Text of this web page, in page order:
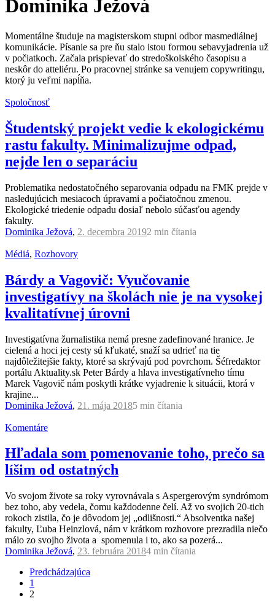
Dominika Ježová
Momentálne študuje na magisterskom stupni odbor masmediálnej
komunikácie. Písanie sa pre ňu stalo istou formou sebavyjadrenia už
v počiatkoch. Začala prispievať do stredoškolského časopisu a
neskôr do atteliéru. Po pracovnej stránke sa venujem copywritingu,
ktorý ju veľmi napĺňa.
Spoločnosť
Študentský projekt vedie k ekologickému
rastu fakulty. Minimalizujme odpad,
nejde len o separáciu
Problematika nedostatočného separovania odpadu na FMK prejde v
nasledujúcich mesiacoch úpravami a počiatočnou zmenou.
Ekologické triedenie odpadu dosiaľ nebolo súčasťou agendy
fakulty.
Dominika Ježová, 2. decembra 20192 min čítania
Médiá, Rozhovory
Bárdy a Vagovič: Vyučovanie
investigatívy na školách nie je na vysokej
kvalitatívnej úrovni
Investigatívna žurnalistika nemá presne zadefinované hranice. Je
cielená a hoci jej cesty sú kľukaté, snaží sa udrieť na tie
najdôležitejšie fakty, ktoré sa skrývajú pod povrchom. Šéfredaktor
portálu Aktuality.sk Peter Bárdy a hlava investigatívneho tímu
Marek Vagovič nám poskytli krátke vyjadrenie k situácii, ktorá v
krajine...
Dominika Ježová, 21. mája 20185 min čítania
Komentáre
Hľadala som pomenovanie toho, prečo sa
líšim od ostatných
Vo svojom živote sa roky vyrovnávala s Aspergerovým syndrómom
bez toho, aby vedela, čomu každodenne čelí. Až vo svojich 20-tich
rokoch zistila, čo je dôvodom jej „odlišnosti.“ Absolventka našej
fakulty, Ľuba Heinzlová, nám v krátkom rozhovore prezradila niečo
málo zo svojho života a spomenula i to, ako sa pozerá...
Dominika Ježová, 23. februára 20184 min čítania
Predchádzajúca
1
2